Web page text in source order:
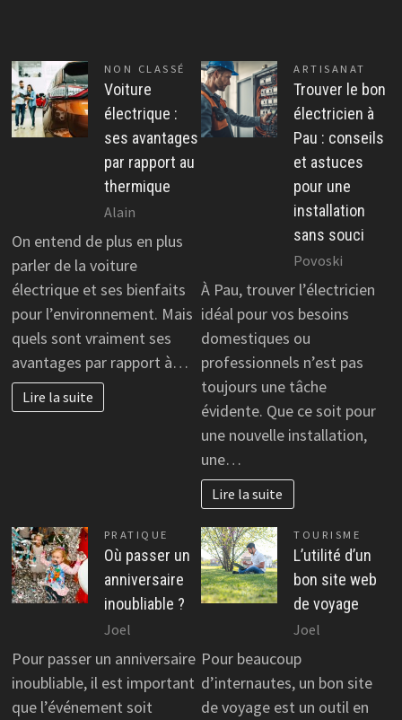
NON CLASSÉ
Voiture
électrique :
ses avantages
par rapport au
thermique
Alain
On entend de plus en plus
parler de la voiture
électrique et ses bienfaits
pour l’environnement. Mais
quels sont vraiment ses
avantages par rapport à…
Lire la suite
ARTISANAT
Trouver le bon
électricien à
Pau : conseils
et astuces
pour une
installation
sans souci
Povoski
À Pau, trouver l’électricien
idéal pour vos besoins
domestiques ou
professionnels n’est pas
toujours une tâche
évidente. Que ce soit pour
une nouvelle installation,
une…
Lire la suite
PRATIQUE
Où passer un
anniversaire
inoubliable ?
Joel
Pour passer un anniversaire
inoubliable, il est important
que l’événement soit
TOURISME
L’utilité d’un
bon site web
de voyage
Joel
Pour beaucoup
d’internautes, un bon site
de voyage est un outil en